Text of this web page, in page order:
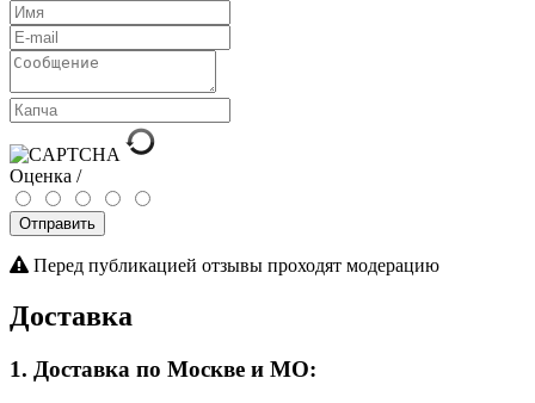
Оценка /
Отправить
Перед публикацией отзывы проходят модерацию
Доставка
1. Доставка по Москве и МО: